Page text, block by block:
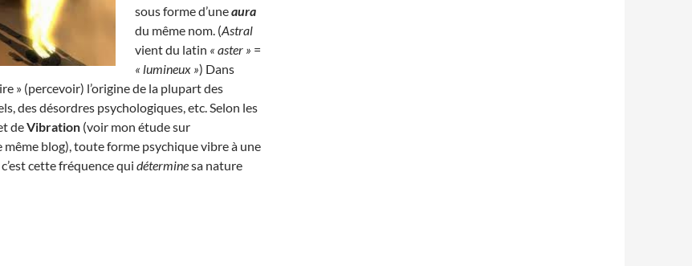
sous forme d’uneaura
du même nom. (Astral
vient du latin « aster » =
« lumineux ») Dans
» (percevoir) l’origine de la plupart des
des désordres psychologiques, etc. Selon les
deVibration (voir mon étude sur
même blog), toute forme psychique vibre à une
cette fréquence qui déterminesa nature